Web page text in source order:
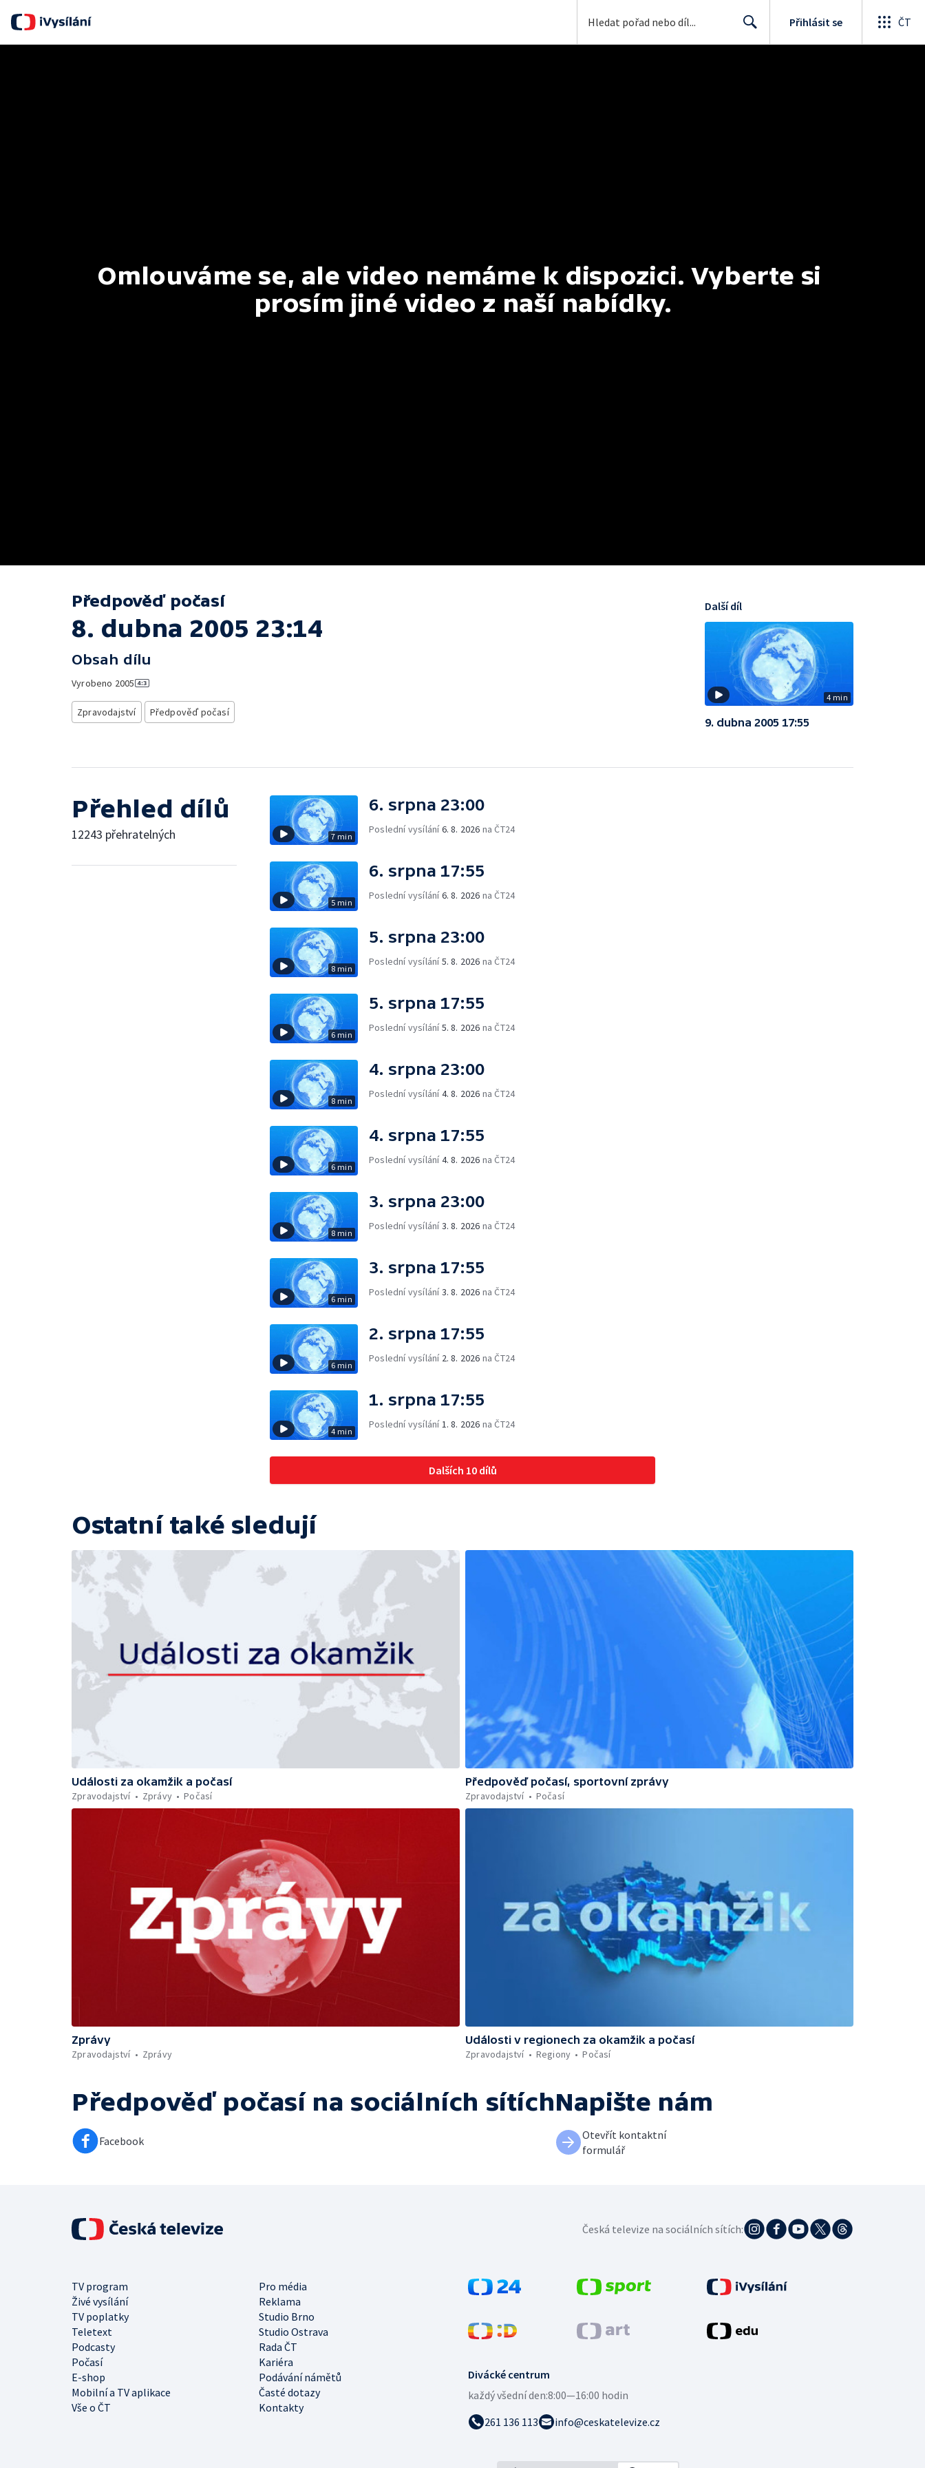
Přihlásit se ČT
Omlouváme se, ale video nemáme k dispozici. Vyberte si
prosím jiné video z naší nabídky.
Předpověď počasí
8. dubna 2005 23:14
Obsah dílu
Vyrobeno 2005
Zpravodajství Předpověď počasí
4 min
Další díl
9. dubna 2005 17:55
Přehled dílů
12243 přehratelných 7 min
6. srpna 23:00
Poslední vysílání6. 8. 2026 na ČT24
5 min
6. srpna 17:55
Poslední vysílání6. 8. 2026 na ČT24
8 min
5. srpna 23:00
Poslední vysílání5. 8. 2026 na ČT24
6 min
5. srpna 17:55
Poslední vysílání5. 8. 2026 na ČT24
8 min
4. srpna 23:00
Poslední vysílání4. 8. 2026 na ČT24
6 min
4. srpna 17:55
Poslední vysílání4. 8. 2026 na ČT24
8 min
3. srpna 23:00
Poslední vysílání3. 8. 2026 na ČT24
6 min
3. srpna 17:55
Poslední vysílání3. 8. 2026 na ČT24
6 min
2. srpna 17:55
Poslední vysílání 2. 8. 2026 na ČT24
4 min
1. srpna 17:55
Poslední vysílání 1. 8. 2026 na ČT24
Dalších 10 dílů
Ostatní také sledují
Události za okamžik a počasí
Zpravodajství
Zprávy Počasí
Předpověď počasí, sportovní zprávy
Zpravodajství
Počasí
Zprávy
Zpravodajství
Zprávy
Události v regionech za okamžik a počasí
Zpravodajství
Regiony Počasí
Předpověď počasí na sociálních sítích
Facebook
Napište nám
Otevřít kontaktní
formulář
Divácké centrum
každý všední den:8:00—16:00 hodin
261 136 113
info@ceskatelevize.cz
TV program
Pro média
Živé vysílání
Reklama
TV poplatky
Studio Brno
Teletext
Studio Ostrava
Podcasty
Rada ČT
Počasí
Kariéra
E-shop
Podávání námětů
Mobilní a TV aplikace
Časté dotazy
Vše o ČT
Kontakty
Česká televize na sociálních sítích: